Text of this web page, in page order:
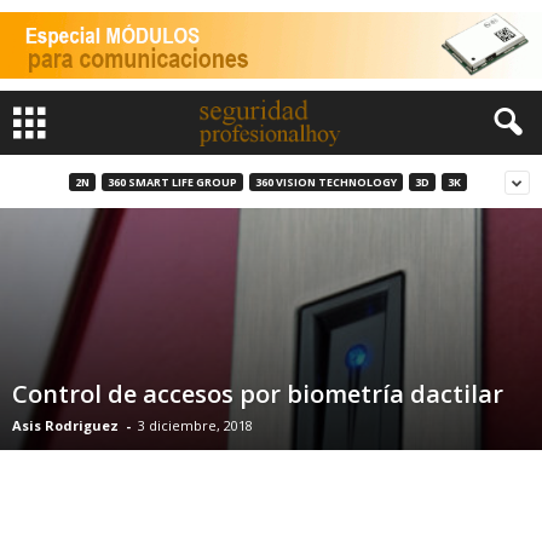
2N 360 SMART LIFE GROUP 360 VISION TECHNOLOGY 3D 3K
Control de accesos por biometría dactilar
Asis Rodriguez - 3 diciembre, 2018